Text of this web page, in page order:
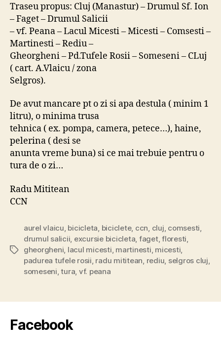
Traseu propus: Cluj (Manastur) – Drumul Sf. Ion
– Faget – Drumul Salicii
– vf. Peana – Lacul Micesti – Micesti – Comsesti –
Martinesti – Rediu –
Gheorgheni – Pd.Tufele Rosii – Someseni – CLuj
( cart. A.Vlaicu / zona
Selgros).
De avut mancare pt o zi si apa destula ( minim 1
litru), o minima trusa
tehnica ( ex. pompa, camera, petece…), haine,
pelerina ( desi se
anunta vreme buna) si ce mai trebuie pentru o
tura de o zi…
Radu Mititean
CCN
Tags
aurel vlaicu bicicleta biciclete, ccn cluj comsesti
drumul salicii excursie bicicleta faget,floresti
gheorgheni lacul micesti martinesti micesti
padurea tufele rosii radu mititean rediu selgros cluj
someseni ,tura vf. peana
Facebook